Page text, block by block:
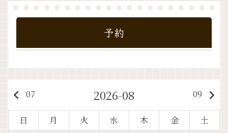
予約
keyboard_arrow_left 07 2026-08 09 keyboard_arrow_right
日 月 火 水 木 金
土